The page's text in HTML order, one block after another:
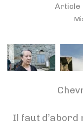
Article
Il faut